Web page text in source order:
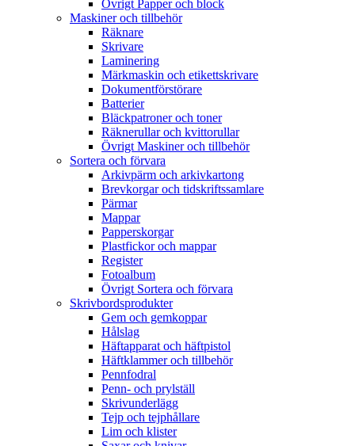
Övrigt Papper och block
Maskiner och tillbehör
Räknare
Skrivare
Laminering
Märkmaskin och etikettskrivare
Dokumentförstörare
Batterier
Bläckpatroner och toner
Räknerullar och kvittorullar
Övrigt Maskiner och tillbehör
Sortera och förvara
Arkivpärm och arkivkartong
Brevkorgar och tidskriftssamlare
Pärmar
Mappar
Papperskorgar
Plastfickor och mappar
Register
Fotoalbum
Övrigt Sortera och förvara
Skrivbordsprodukter
Gem och gemkoppar
Hålslag
Häftapparat och häftpistol
Häftklammer och tillbehör
Pennfodral
Penn- och prylställ
Skrivunderlägg
Tejp och tejphållare
Lim och klister